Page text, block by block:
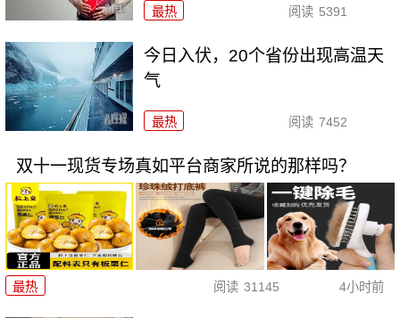
最热 阅读 5391
今日入伏，20个省份出现高温天
气
最热 阅读 7452
双十一现货专场真如平台商家所说的那样吗？
最热 阅读 31145 4小时前